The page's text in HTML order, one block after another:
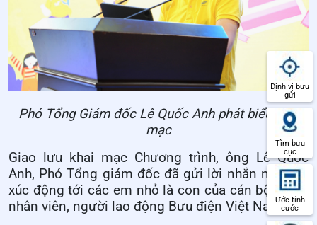
Phó Tổng Giám đốc Lê Quốc Anh phát biểu khai
mạc
Giao lưu khai mạc Chương trình, ông Lê Quốc
Anh, Phó Tổng giám đốc đã gửi lời nhắn nhủ đầy
xúc động tới các em nhỏ là con của cán bộ, công
nhân viên, người lao động Bưu điện Việt Nam.
Định vị bưu
gửi
Tìm bưu
cục
Ước tính
cước